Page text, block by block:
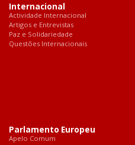
Internacional
Actividade Internacional
Artigos e Entrevistas
Paz e Solidariedade
Questões Internacionais
Parlamento Europeu
Apelo Comum